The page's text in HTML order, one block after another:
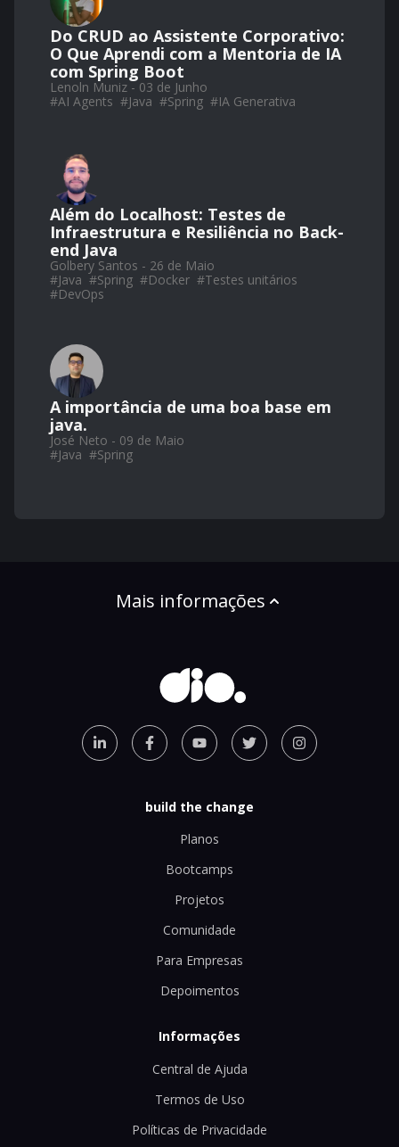
Do CRUD ao Assistente Corporativo:
O Que Aprendi com a Mentoria de IA
com Spring Boot
Lenoln Muniz - 03 de Junho
#AI Agents #Java #Spring #IA Generativa
Além do Localhost: Testes de
Infraestrutura e Resiliência no Back-
end Java
Golbery Santos - 26 de Maio
#Java #Spring #Docker #Testes unitários
#DevOps
A importância de uma boa base em
java.
José Neto - 09 de Maio
#Java #Spring
Mais informações
build the change
Planos
Bootcamps
Projetos
Comunidade
Para Empresas
Depoimentos
Informações
Central de Ajuda
Termos de Uso
Políticas de Privacidade